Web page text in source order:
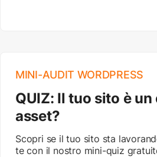
MINI-AUDIT WORDPRESS
QUIZ: Il tuo sito è
asset?
Scopri se il tuo sito sta
te con il nostro mini-quiz